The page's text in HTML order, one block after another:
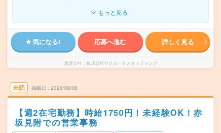
もっと見る
気になる! 応募へ進む 詳しく見る
派遣会社 株式会社リクルートスタッフィング
未読 掲載日 2026/08/06
【週2在宅勤務】時給1750円！未経験OK！赤
坂見附での営業事務